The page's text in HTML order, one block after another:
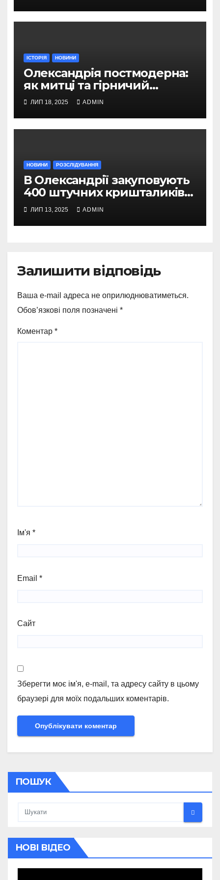
ІСТОРІЯ НОВИНИ
Олександрія постмодерна:
як митці та гірничий
інженер творили нове місто
ЛИП 18, 2025 ADMIN
НОВИНИ РОЗСЛІДУВАННЯ
В Олександрії закуповують
400 штучних кришталиків
за 800 тисяч гривень
ЛИП 13, 2025 ADMIN
Залишити відповідь
Ваша e-mail адреса не оприлюднюватиметься.
Обов’язкові поля позначені *
Коментар *
Ім'я *
Email *
Сайт
Зберегти моє ім'я, e-mail, та адресу сайту в цьому
браузері для моїх подальших коментарів.
ПОШУК
НОВІ ВІДЕО